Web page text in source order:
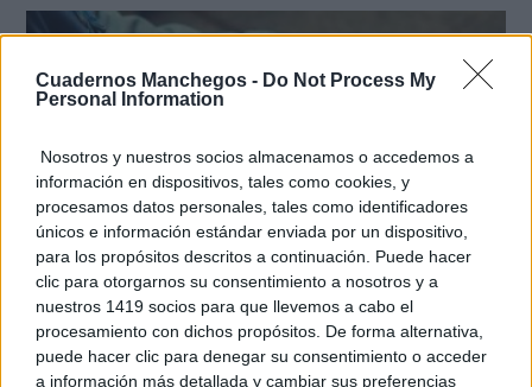
Cuadernos Manchegos - Do Not Process My
Personal Information
Nosotros y nuestros socios almacenamos o accedemos a
información en dispositivos, tales como cookies, y
procesamos datos personales, tales como identificadores
únicos e información estándar enviada por un dispositivo,
para los propósitos descritos a continuación. Puede hacer
clic para otorgarnos su consentimiento a nosotros y a
nuestros 1419 socios para que llevemos a cabo el
procesamiento con dichos propósitos. De forma alternativa,
puede hacer clic para denegar su consentimiento o acceder
a información más detallada y cambiar sus preferencias
Pasaportes que abren puertas
Los pasaportes más poderosos del mundo, ¿está el